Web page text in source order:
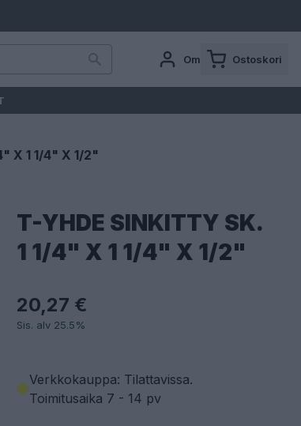
Oma tili Ostoskori
X 1 1/4" X 1/2"
T-YHDE SINKITTY SK.
1 1/4" X 1 1/4" X 1/2"
20,27 €
Sis. alv 25.5%
Verkkokauppa: Tilattavissa.
Toimitusaika 7 - 14 pv